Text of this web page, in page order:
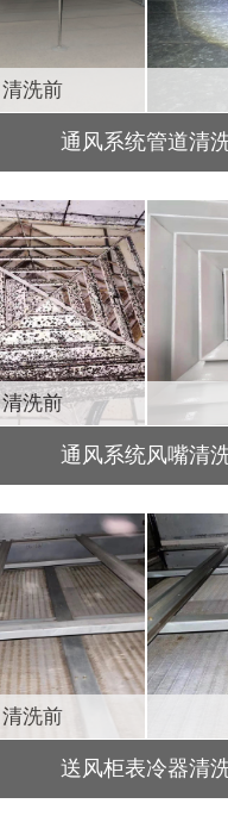
清洗前
通风系统管道清
清洗前
通风系统风嘴清
清洗前
送风柜表冷器清